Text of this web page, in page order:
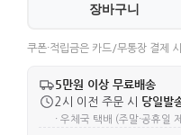
장바구니
쿠폰·적립금은 카드/무통장 결제
5만원 이상 무료배송
2시 이전 주문 시 당일발
· 우체국 택배 (주말·공휴일